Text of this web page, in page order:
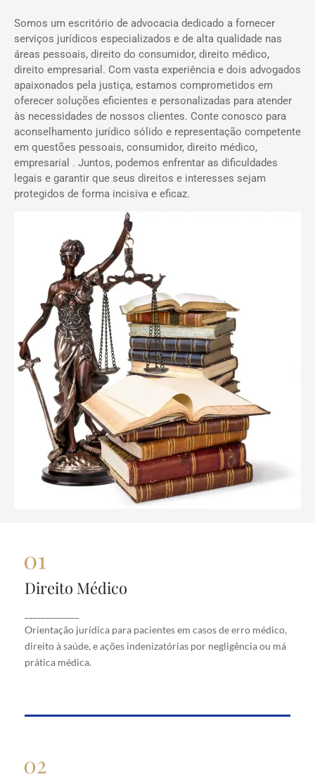
Somos um escritório de advocacia dedicado a fornecer
serviços jurídicos especializados e de alta qualidade nas
áreas pessoais, direito do consumidor, direito médico,
direito empresarial. Com vasta experiência e dois advogados
apaixonados pela justiça, estamos comprometidos em
oferecer soluções eficientes e personalizadas para atender
às necessidades de nossos clientes. Conte conosco para
aconselhamento jurídico sólido e representação competente
em questões pessoais, consumidor, direito médico,
empresarial . Juntos, podemos enfrentar as dificuldades
legais e garantir que seus direitos e interesses sejam
protegidos de forma incisiva e eficaz.
Direito Médico
Orientação jurídica para pacientes em casos de erro médico,
direito à saúde, e ações indenizatórias por negligência ou má
prática médica.
Direito Médico
erro médico, direito à saúde, e ações indenizatórias
por negligência ou má prática médica.